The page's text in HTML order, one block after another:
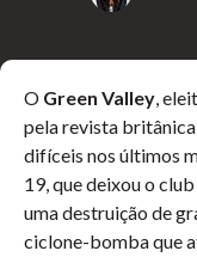
O Green Valley,
pela revista
difíceis nos últimos
19, que deixou o
uma destruição de
ciclone-bomba que